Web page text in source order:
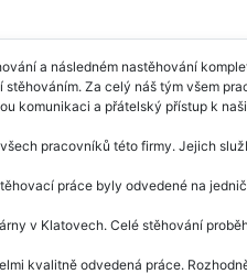
a následném nastěhování
Za celý náš tým všem
komunikaci a přátelský přístup k
pracovníků této firmy. Jejich
práce byly odvedené na
v Klatovech. Celé stěhování
kvalitně odvedená práce.